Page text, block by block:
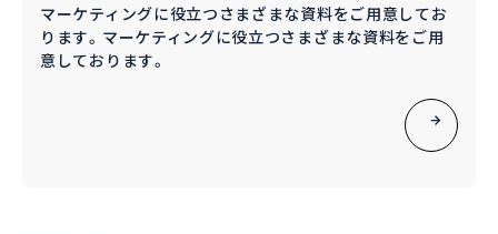
マーケティングに役立つさまざまな資料をご用意してお
ります。マーケティングに役立つさまざまな資料をご用
意しております。